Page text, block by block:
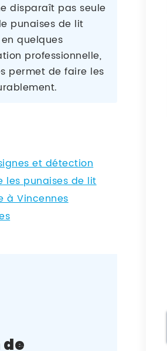
disparaît pas seule
punaises de lit
quelques
professionnelle,
permet de faire les
et détection
les punaises de lit
à Vincennes